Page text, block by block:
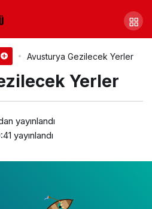
Avusturya Gezilecek Yerler
Yerler
yayınlandı
yayınlandı
Yerler